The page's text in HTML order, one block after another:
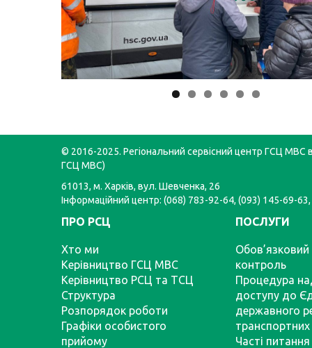
© 2016-2025. Регіональний сервісний центр ГСЦ МВС в
ГСЦ МВС)
61013, м. Харків, вул. Шевченка, 26
Інформаційний центр: (068) 783-92-64, (093) 145-69-
ПРО РСЦ
Хто ми
Керівництво ГСЦ МВС
Керівництво РСЦ та ТСЦ
Структура
Розпорядок роботи
Графіки особистого
прийому
ПОСЛУГИ
Обов’язковий
контроль
Процедура
доступу до
державного
транспортних
Часті питання